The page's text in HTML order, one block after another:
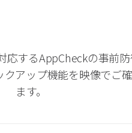
応するAppCheckの事前
アップ機能を映像でご
ます。